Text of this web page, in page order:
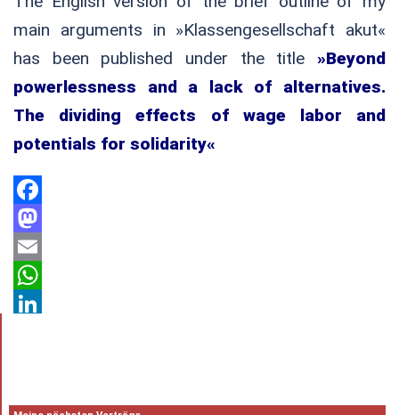
main arguments in »Klassengesellschaft akut«
has been published under the title
»Beyond
powerlessness and a lack of alternatives.
The dividing effects of wage labor and
potentials for solidarity«
Facebook
Mastodon
Email
WhatsApp